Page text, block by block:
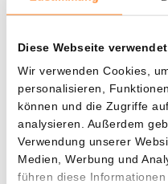
Diese Webseite
Wir verwenden Cookies,
personalisieren,
können und die Zugriffe
analysieren. Außerdem
Verwendung unserer
Medien, Werbung und
führen diese
Kryptowährungen gleich“,
Weitere Kandidaten im
Obwohl Stebbins ein
weitere Namen, die als
Vorsitzes gehandelt
derzeitige Chief Legal